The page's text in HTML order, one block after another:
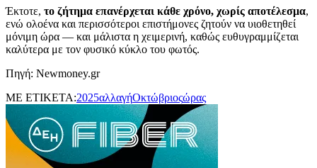
Έκτοτε, το ζήτημα επανέρχεται κάθε χρόνο, χωρίς αποτέλεσμα,
ενώ ολοένα και περισσότεροι επιστήμονες ζητούν να υιοθετηθεί
μόνιμη ώρα — και μάλιστα η χειμερινή, καθώς ευθυγραμμίζεται
καλύτερα με τον φυσικό κύκλο του φωτός.
Πηγή: Newmoney.gr
ΜΕ ΕΤΙΚΕΤΑ:2025αλλαγήΟκτώβριοςώρας